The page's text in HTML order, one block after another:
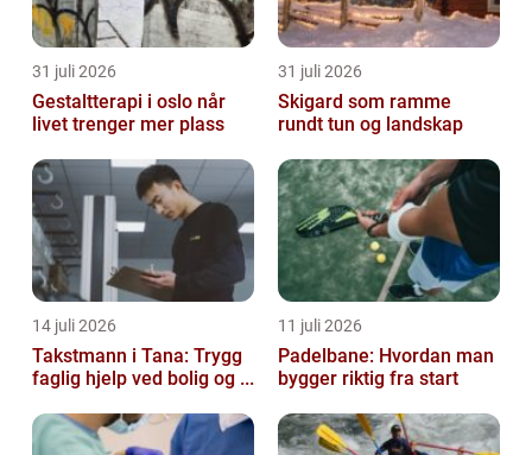
31 juli 2026
Gestaltterapi i oslo når
livet trenger mer plass
31 juli 2026
Skigard som ramme
rundt tun og landskap
14 juli 2026
Takstmann i Tana: Trygg
faglig hjelp ved bolig og ...
11 juli 2026
Padelbane: Hvordan man
bygger riktig fra start